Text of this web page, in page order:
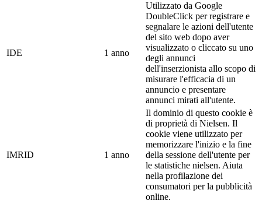
IDE 1 anno
Utilizzato da Google
DoubleClick per registrare e
segnalare le azioni dell'utente
del sito web dopo aver
visualizzato o cliccato su uno
degli annunci
dell'inserzionista allo scopo di
misurare l'efficacia di un
annuncio e presentare
annunci mirati all'utente.
IMRID 1 anno
Il dominio di questo cookie è
di proprietà di Nielsen. Il
cookie viene utilizzato per
memorizzare l'inizio e la fine
della sessione dell'utente per
le statistiche nielsen. Aiuta
nella profilazione dei
consumatori per la pubblicità
online.